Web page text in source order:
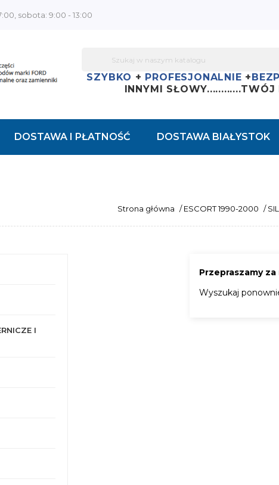
sobota: 9:00 - 13:00
SZYBKO + PROFESJONALNIE +
INNYMI SŁOWY............TWÓJ
DOSTAWA I PŁATNOŚĆ DOSTAWA BIAŁYSTOK
Strona główna / ESCORT 1990-2000 /
I
Przepraszamy
Wyszukaj